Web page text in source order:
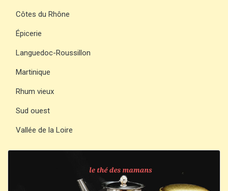
Côtes du Rhône
Épicerie
Languedoc-Roussillon
Martinique
Rhum vieux
Sud ouest
Vallée de la Loire